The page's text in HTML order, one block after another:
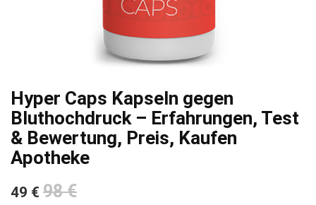
Hyper Caps Kapseln gegen
Bluthochdruck – Erfahrungen, Test
& Bewertung, Preis, Kaufen
Apotheke
49 € 98 €